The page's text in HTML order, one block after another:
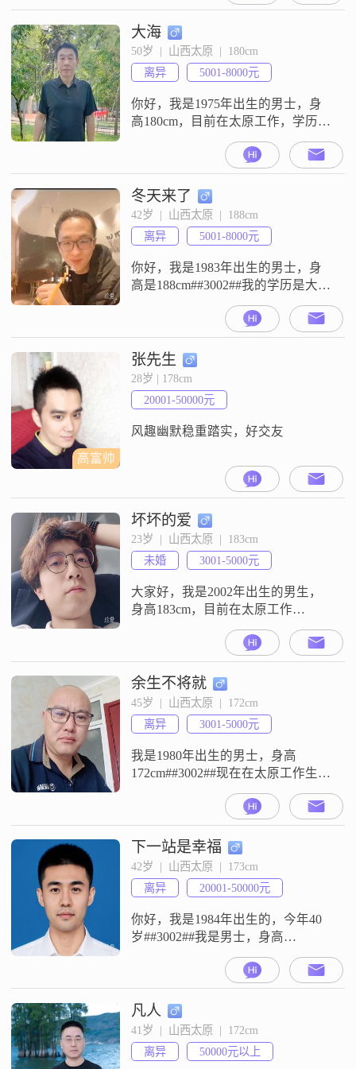
平时做事情自信果断，也很有耐
心，能够包容不同的意见##3002##
身边的人都觉得我成熟稳重，我自
己也很认同这一点##3002##我是一
个独立自主的人，责任感比较强，
做任何事情
大海
50岁  |  山西太原  |  180cm
离异
5001-8000元
你好，我是1975年出生的男士，身
高180cm，目前在太原工作，学历是
大专，月收入在5001到8000元之间
##3002##我的性格比较稳重可靠，
平时外向健谈，也很有耐心，对人
和事都比较包容，随和易相处
##3002##平时生活里我比较勤俭节
约，对待感情和相处我都坚持真诚
相待，也希望彼此能多些包容和理
解##3002##业
冬天来了
42岁  |  山西太原  |  188cm
离异
5001-8000元
你好，我是1983年出生的男士，身
高是188cm##3002##我的学历是大
专，目前的工作地在太原，月收入
在5001到8000元这个范围##3002##
我的性格特征里包含稳重可靠，平
时做事情比较踏实##3002##我也是
一个勤俭节约的人，生活里习惯合
理规划开支##3002##我有咖啡品鉴
这个特点，也喜欢登山徒步这类活
动
高富帅
张先生
28岁 | 178cm
20001-50000元
风趣幽默稳重踏实，好交友
坏坏的爱
23岁  |  山西太原  |  183cm
未婚
3001-5000元
大家好，我是2002年出生的男生，
身高183cm，目前在太原工作
##3002##我的学历是大专，月收入
在3001到5000元之间##3002##关于
我的性格，大家说我幽默风趣，平
时比较自信果断，也很有耐心，包
容心强##3002##我这个人随和，容
易相处，情绪比较稳定，平时喜欢
活在当下，觉得开心最重要
##3002##在运
余生不将就
45岁  |  山西太原  |  172cm
离异
3001-5000元
我是1980年出生的男士，身高
172cm##3002##现在在太原工作生
活，学历是高中及以下，月收入在
3001到5000元这个范围##3002##我
这个人性格随和，平时比较好相处
##3002##做事情比较实在，是那种
活在当下的人，不喜欢想太远太复
杂的事##3002##平时在家喜欢做菜
烹饪，也愿意出去走走，外出旅行
看看不
下一站是幸福
42岁  |  山西太原  |  173cm
离异
20001-50000元
你好，我是1984年出生的，今年40
岁##3002##我是男士，身高
173cm##3002##目前我的工作地在太
原，月收入在20001元到50000元之
间##3002##我的学历是硕士
##3002##大家看资料可能会觉得信
息比较简单，那我就把我知道的列
出来##3002##我的特征里写着稳重
可靠，责任感强，还有乐观积极#
凡人
41岁  |  山西太原  |  172cm
离异
50000元以上